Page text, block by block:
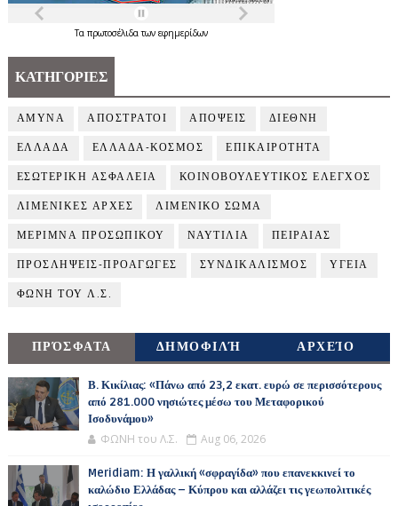
Τα πρωτοσέλιδατων εφημερίδων
ΚΑΤΗΓΟΡΙΕΣ
ΑΜΥΝΑ ΑΠΟΣΤΡΑΤΟΙ ΑΠΟΨΕΙΣ ΔΙΕΘΝΗ
ΕΛΛΑΔΑ ΕΛΛΑΔΑ-ΚΟΣΜΟΣ ΕΠΙΚΑΙΡΟΤΗΤΑ
ΕΣΩΤΕΡΙΚΗ ΑΣΦΑΛΕΙΑ ΚΟΙΝΟΒΟΥΛΕΥΤΙΚΟΣ ΕΛΕΓΧΟΣ
ΛΙΜΕΝΙΚΕΣ ΑΡΧΕΣ ΛΙΜΕΝΙΚΟ ΣΩΜΑ
ΜΕΡΙΜΝΑ ΠΡΟΣΩΠΙΚΟΥ ΝΑΥΤΙΛΙΑ ΠΕΙΡΑΙΑΣ
ΠΡΟΣΛΗΨΕΙΣ-ΠΡΟΑΓΩΓΕΣ ΣΥΝΔΙΚΑΛΙΣΜΟΣ ΥΓΕΙΑ
ΦΩΝΗ ΤΟΥ Λ.Σ.
ΠΡΌΣΦΑΤΑ ΔΗΜΟΦΙΛΉ ΑΡΧΕΊΟ
Β. Κικίλιας: «Πάνω από 23,2 εκατ. ευρώ σε περισσότερους
από 281.000 νησιώτες μέσω του Μεταφορικού
Ισοδυνάμου»
ΦΩΝΗ του Λ.Σ. Aug 06, 2026
Meridiam: Η γαλλική «σφραγίδα» που επανεκκινεί το
καλώδιο Ελλάδας – Κύπρου και αλλάζει τις γεωπολιτικές